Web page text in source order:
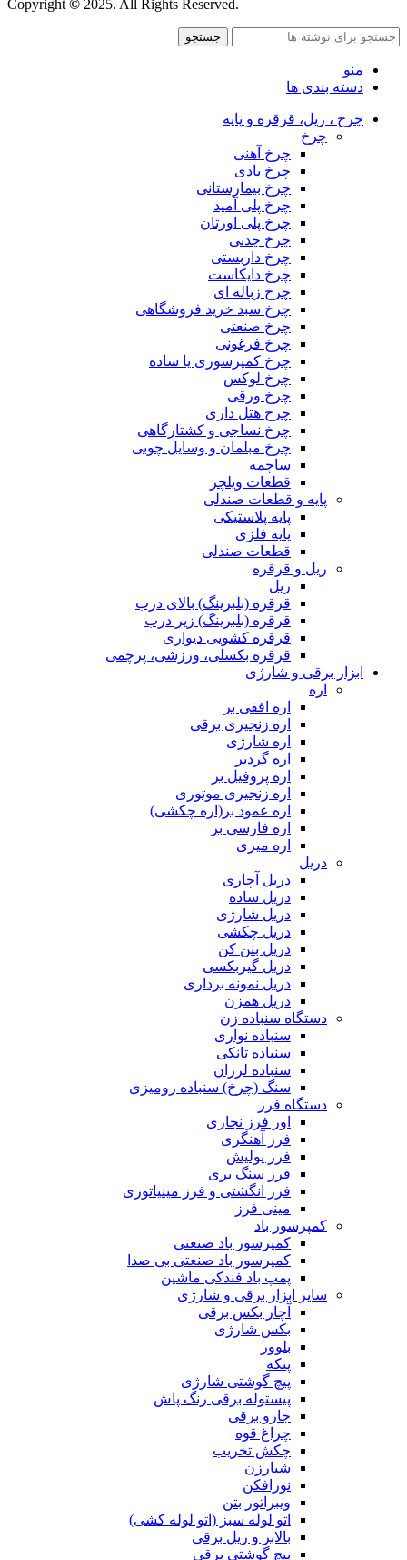
Copyright © 2025. All Rights Reserved.
جستجو
منو
دسته بندی ها
چرخ ، ریل، قرقره و پایه
چرخ
چرخ آهنی
چرخ بادی
چرخ بیمارستانی
چرخ پلی آمید
چرخ پلی اورتان
چرخ چدنی
چرخ داربستی
چرخ دایکاست
چرخ زباله ای
چرخ سبد خرید فروشگاهی
چرخ صنعتی
چرخ فرغونی
چرخ کمپرسوری یا ساده
چرخ لوکس
چرخ ورقی
چرخ هتل داری
چرخ نساجی و کشتارگاهی
چرخ مبلمان و وسایل چوبی
ساچمه
قطعات ویلچر
پایه و قطعات صندلی
پایه پلاستیکی
پایه فلزی
قطعات صندلی
ریل و قرقره
ریل
قرقره (بلبرینگ) بالای درب
قرقره (بلبرینگ) زیر درب
قرقره کشویی دیواری
قرقره بکسلی، ورزشی، پرچمی
ابزار برقی و شارژی
اره
اره افقی بر
اره زنجیری برقی
اره شارژی
اره گردبر
اره پروفیل بر
اره زنجیری موتوری
اره عمود بر(اره چکشی)
اره فارسی بر
اره میزی
دریل
دریل آچاری
دریل ساده
دریل شارژی
دریل چکشی
دریل بتن کن
دریل گیربکسی
دریل نمونه برداری
دریل همزن
دستگاه سنباده زن
سنباده نواری
سنباده تانکی
سنباده لرزان
سنگ (چرخ) سنباده رومیزی
دستگاه فرز
اور فرز نجاری
فرز آهنگری
فرز پولیش
فرز سنگ بری
فرز انگشتی و فرز مینیاتوری
مینی فرز
کمپرسور باد
کمپرسور باد صنعتی
کمپرسور باد صنعتی بی صدا
پمپ باد فندکی ماشین
سایر ابزار برقی و شارژی
آچار بکس برقی
بکس شارژی
بلوور
پنکه
پیچ گوشتی شارژی
پیستوله برقی رنگ پاش
جارو برقی
چراغ قوه
چکش تخریب
شیارزن
نورافکن
ویبراتور بتن
اتو لوله سبز (اتو لوله کشی)
بالابر و ریل برقی
پیچ گوشتی برقی